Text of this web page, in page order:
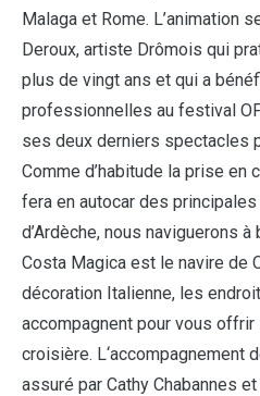
Malaga et Rome. L’animation
Deroux, artiste Drômois qui
plus de vingt ans et qui a
professionnelles au festival
ses deux derniers spectacles
Comme d’habitude la prise
fera en autocar des
d’Ardèche, nous naviguerons
Costa Magica est le navire de
décoration Italienne, les
accompagnent pour vous
croisière. L‘accompagnement
assuré par Cathy Chabannes